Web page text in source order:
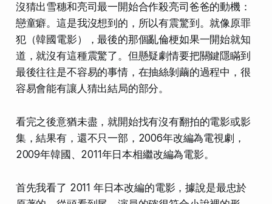
沒猜出雪穗和亮司最一開始合作殺亮司爸爸的動機：
戀童癖。這是我沒想到的，所以有震驚到。就像原罪
犯（韓國電影），最後的那個亂倫梗如果一開始就知
道，就沒有這種震驚了。但懸疑劇情要把關鍵隱瞞到
最後往往是不容易的事情，在抽絲剝繭的過程中，很
容易會能有讓人猜出結局的部分。
看完之後意猶未盡，就開始找有沒有翻拍的電影或影
集，結果有，還不只一部，2006年改編為電視劇，
2009年韓國、2011年日本相繼改編為電影。
首先我看了 2011 年日本改編的電影，據說是最忠於